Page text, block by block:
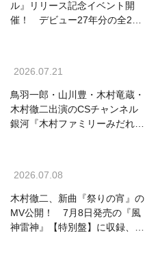
ル』リリース記念イベント開
催！ デビュー27年分の全280
2026.07.21
鳥羽一郎・山川豊・木村竜蔵・
木村徹二出演のCSチャンネル
銀河『木村ファミリーみだれ旅
2026.07.08
木村徹二、新曲『祭りの宵』の
MV公開！ 7月8日発売の『風
神雷神』【特別盤】に収録、デ